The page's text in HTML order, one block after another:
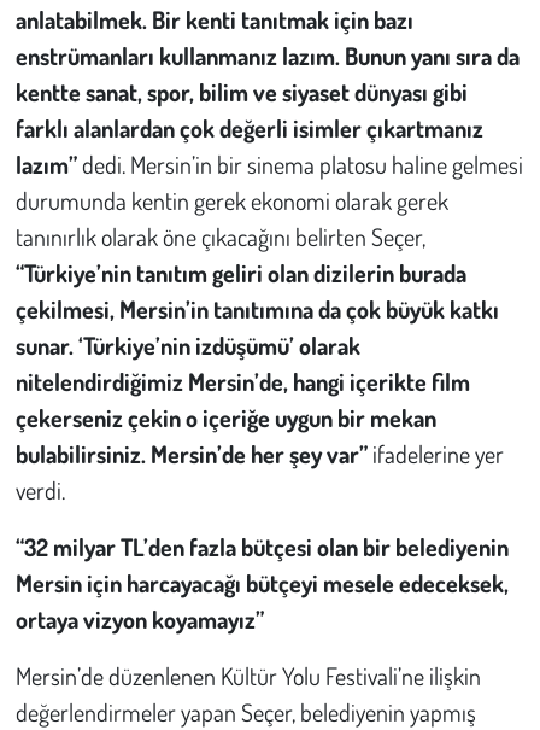
anlatabilmek. Bir kenti tanıtmak için bazı
enstrümanları kullanmanız lazım. Bunun yanı sıra da
kentte sanat, spor, bilim ve siyaset dünyası gibi
farklı alanlardan çok değerli isimler çıkartmanız
lazım”dedi. Mersin’in bir sinema platosu haline gelmesi
durumunda kentin gerek ekonomi olarak gerek
tanınırlık olarak öne çıkacağını belirten Seçer,
“Türkiye’nin tanıtım geliri olan dizilerin burada
çekilmesi, Mersin’in tanıtımına da çok büyük katkı
sunar.‘Türkiye’nin izdüşümü’olarak
nitelendirdiğimiz Mersin’de, hangi içerikte film
çekerseniz çekin o içeriğe uygun bir mekan
bulabilirsiniz. Mersin’de her şey var”ifadelerine yer
verdi.
“32 milyar TL’den fazla bütçesi olan bir belediyenin
Mersin için harcayacağı bütçeyi mesele edeceksek,
ortaya vizyon koyamayız”
Mersin’de düzenlenen Kültür Yolu Festivali’ne ilişkin
değerlendirmeler yapan Seçer, belediyenin yapmış